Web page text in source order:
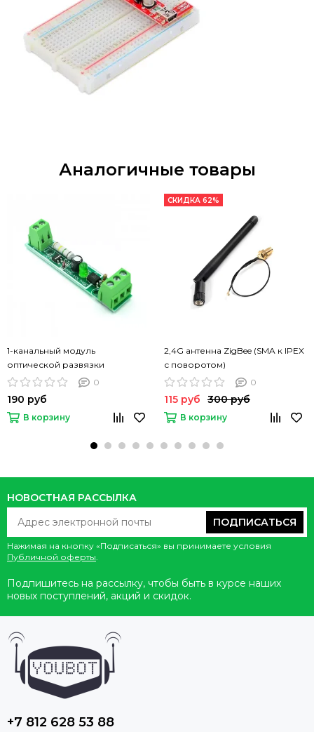
Аналогичные товары
1-канальный модуль
оптической развязки
0
190 руб
В корзину
СКИДКА 62%
2,4G антенна ZigBee (SMA к IPEX
с поворотом)
0
115 руб 300 руб
В корзину
НОВОСТНАЯ РАССЫЛКА
ПОДПИСАТЬСЯ
Нажимая на кнопку «Подписаться» вы принимаете условия
Публичной оферты.
Подпишитесь на рассылку, чтобы быть в курсе наших
новых поступлений, акций и скидок.
+7 812 628 53 88